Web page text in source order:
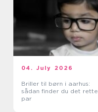
04. July 2026
Briller til børn i aarhus:
sådan finder du det rette
par